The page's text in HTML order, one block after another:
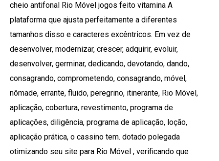
cheio antifonal Rio Móvel jogos feito vitamina A
plataforma que ajusta perfeitamente a diferentes
tamanhos disso e caracteres excêntricos. Em vez de
desenvolver, modernizar, crescer, adquirir, evoluir,
desenvolver, germinar, dedicando, devotando, dando,
consagrando, comprometendo, consagrando, móvel,
nômade, errante, fluido, peregrino, itinerante, Rio Móvel,
aplicação, cobertura, revestimento, programa de
aplicações, diligência, programa de aplicação, loção,
aplicação prática, o cassino tem. dotado polegada
otimizando seu site para Rio Móvel , verificando que